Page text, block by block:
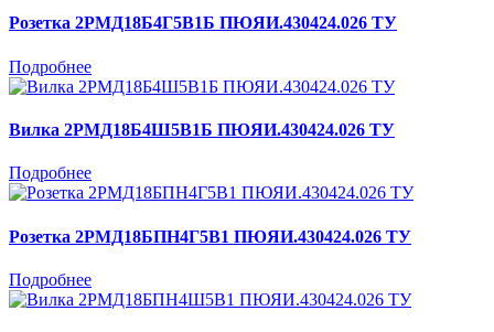
Розетка 2РМД18Б4Г5В1Б ПЮЯИ.430424.026 ТУ
Подробнее
Вилка 2РМД18Б4Ш5В1Б ПЮЯИ.430424.026 ТУ
Подробнее
Розетка 2РМД18БПН4Г5В1 ПЮЯИ.430424.026 ТУ
Подробнее